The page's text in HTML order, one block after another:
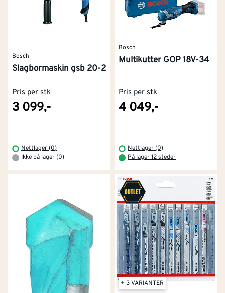
Bosch
Slagbormaskin gsb 20-2
Pris per stk
3 099,-
Nettlager (0)
Ikke på lager (0)
Bosch
Multikutter GOP 18V-34
Pris per stk
4 049,-
Nettlager (0)
På lager 12 steder
+ 3 VARIANTER